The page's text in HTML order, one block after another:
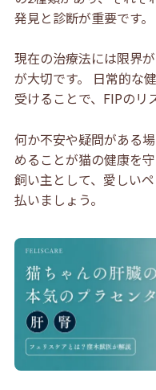
発見と診断が重要です。
現在の治療法には限界
が大切です。 日常的な
受けることで、FIPのリ
何か不安や疑問がある
めることが猫の健康を
飼い主として、愛しい
払いましょう。